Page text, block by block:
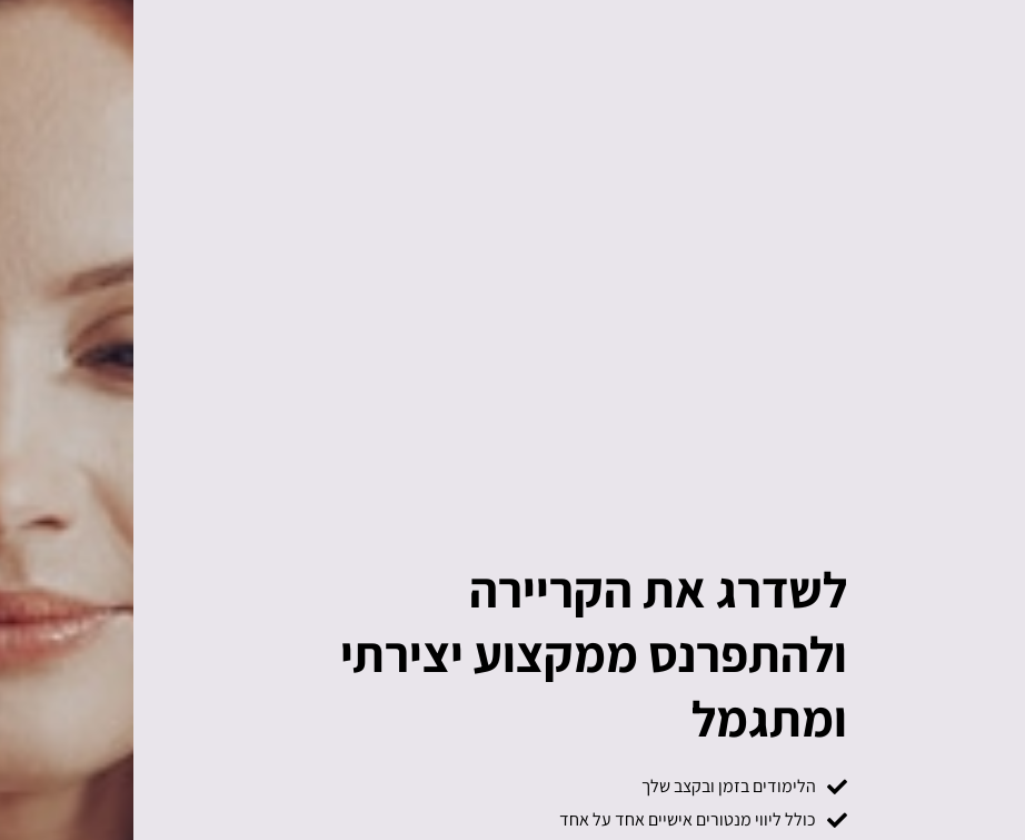
לשדרג את הקריירה
ולהתפרנס ממקצוע יצירתי
ומתגמל
הלימודים בזמן ובקצב שלך
כולל ליווי מנטורים אישיים אחד על אחד